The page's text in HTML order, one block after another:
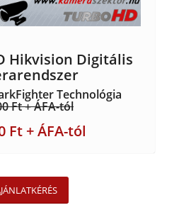
Hikvision Digitális
Technológia
Ft + ÁFA-tól
Ft + ÁFA-tól